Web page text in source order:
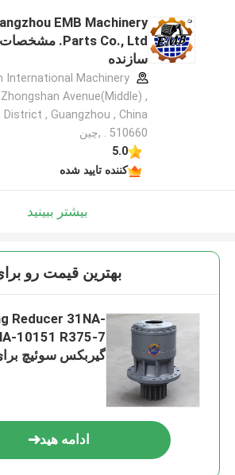
EMB Machinery
Parts Co., Ltd. مشخصات
سازنده
International Machinery
Avenue(Middle) ,
District , Guangzhou , China
. 510660 ,چین
5.0
کننده تایید شده
بیشتر ببینید
بهترين قيمت رو
Reducer 31NA-
10151 R375-7
گیربکس سوئیچ
ادامه هید